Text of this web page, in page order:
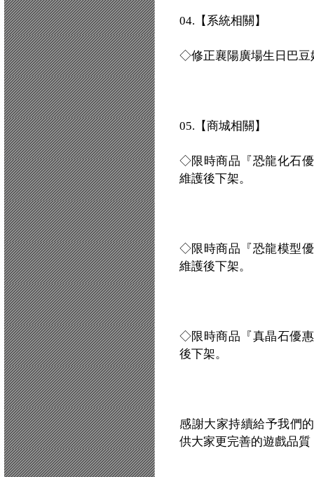
04.【系統相關】
◇修正襄陽廣場生日巴豆
05.【商城相關】
◇限時商品『恐龍化石
維護後下架。
◇限時商品『恐龍模型
維護後下架。
◇限時商品『真晶石優
後下架。
感謝大家持續給予我們
供大家更完善的遊戲品質